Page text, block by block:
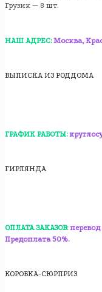
Грузик — 8 шт.
НАШ АДРЕС: Москва,
ВЫПИСКА ИЗ РОДДОМА
ГРАФИК РАБОТЫ:
ГИРЛЯНДА
ОПЛАТА ЗАКАЗОВ:
Предоплата 50%.
КОРОБКА-СЮРПРИЗ